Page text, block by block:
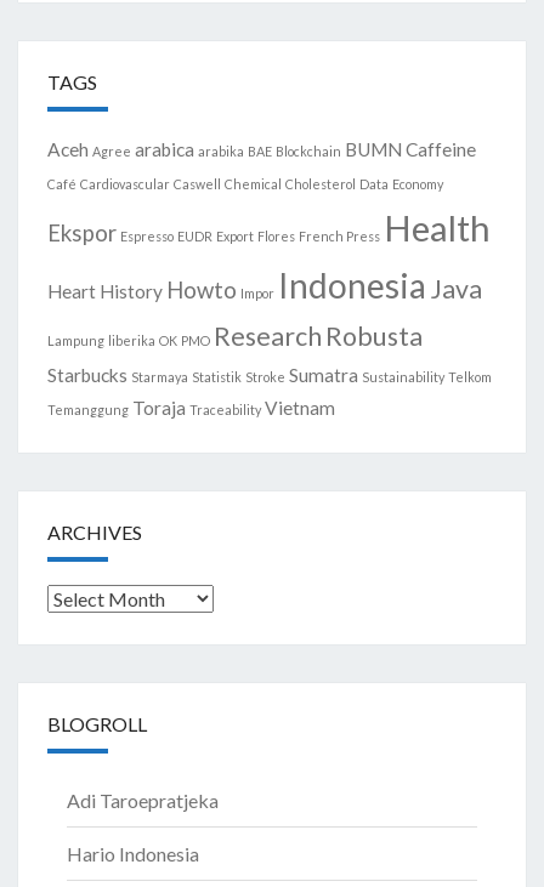
TAGS
Aceh Agree arabica arabika BAE Blockchain BUMN Caffeine
Café Cardiovascular Caswell Chemical Cholesterol Data Economy
Ekspor Espresso EUDR Export Flores French Press Health
Heart History Howto Impor Indonesia Java
Lampung liberika OK PMO Research Robusta
Starbucks Starmaya Statistik Stroke Sumatra Sustainability Telkom
Temanggung Toraja Traceability Vietnam
ARCHIVES
Archives
BLOGROLL
Adi Taroepratjeka
Hario Indonesia